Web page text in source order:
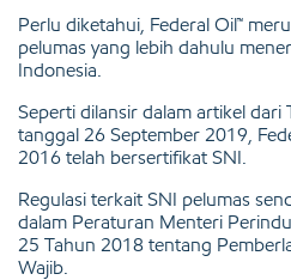
Perlu diketahui, Federal Oil™
pelumas yang lebih dahulu
Indonesia.
Seperti dilansir dalam artikel
tanggal 26 September 2019,
2016 telah bersertifikat SNI.
Regulasi terkait SNI pelumas
dalam Peraturan Menteri
25 Tahun 2018 tentang
Wajib.